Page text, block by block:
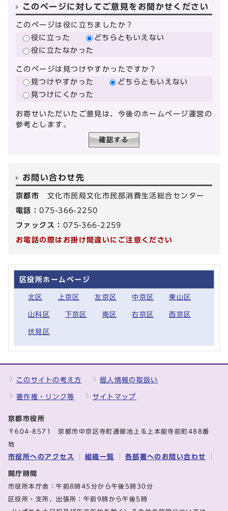
このページに対してご意見をお聞かせください
このページは役に立ちましたか？
役に立った
どちらともいえない
役に立たなかった
このページは見つけやすかったですか？
見つけやすかった
どちらともいえない
見つけにくかった
お寄せいただいたご意見は、今後のホームページ運営の
参考とします。
お問い合わせ先
京都市 文化市民局文化市民部消費生活総合センター
電話：075-366-2250
ファックス： 075-366-2259
お電話の際はお掛け間違いにご注意ください
区役所ホームページ
北区 上京区 左京区 中京区 東山区
山科区 下京区 南区 右京区 西京区
伏見区
このサイトの考え方 個人情報の取扱い
著作権・リンク等 サイトマップ
京都市役所
〒604-8571 京都市中京区寺町通御池上る上本能寺前町488番
地
市役所へのアクセス 組織一覧 各部署へのお問い合わせ
開庁時間
市役所本庁舎：午前8時45分から午後5時30分
区役所・支所、出張所：午前9時から午後5時